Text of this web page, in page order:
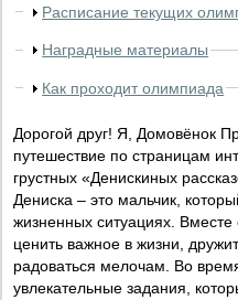
Расписание текущих
Наградные материалы
Как проходит олимпиада
Дорогой друг! Я, Домовёнок
путешествие по страницам
грустных «Денискиных
Дениска – это мальчик,
жизненных ситуациях.
ценить важное в жизни,
радоваться мелочам. Во
увлекательные задания,